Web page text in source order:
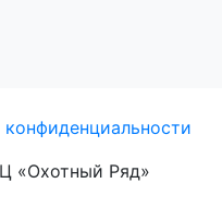
«Охотный Ряд»